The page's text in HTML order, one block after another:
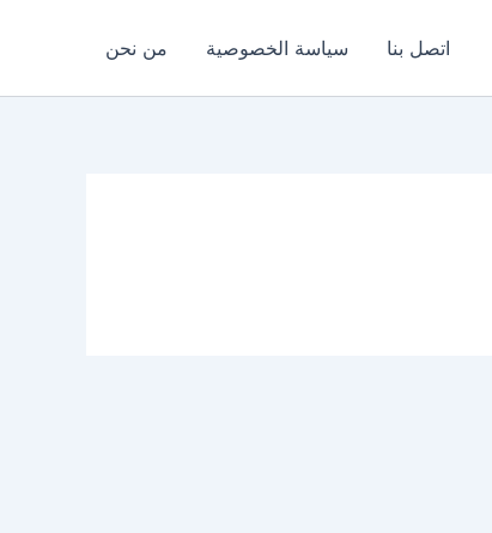
اتصل بنا سياسة الخصوصية من نحن